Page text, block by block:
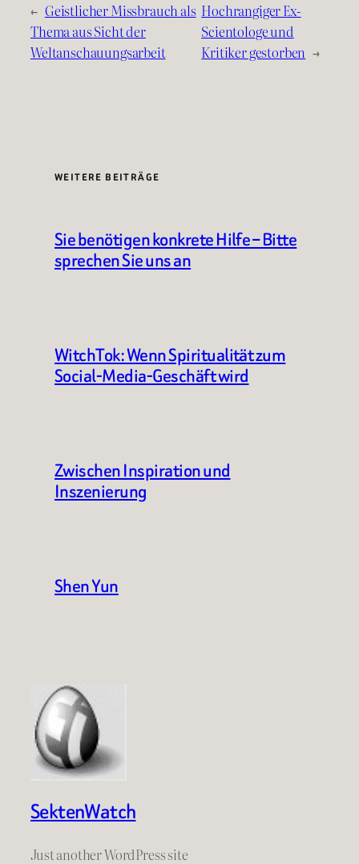
← Geistlicher Missbrauch als
Thema aus Sicht der
Weltanschauungsarbeit
Hochrangiger Ex-
Scientologe und
Kritiker gestorben →
WEITERE BEITRÄGE
Sie benötigen konkrete Hilfe – Bitte
sprechen Sie uns an
WitchTok: Wenn Spiritualität zum
Social-Media-Geschäft wird
Zwischen Inspiration und
Inszenierung
Shen Yun
SektenWatch
Just another WordPress site